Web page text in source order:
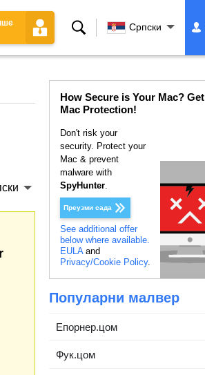
Претрага Српски
How Secure is Your Mac? Get
Mac Protection!
Don't risk your
security. Protect your
Mac & prevent
malware with
SpyHunter.
Преузми сада
See additional offer
below where available.
EULAand
Privacy/Cookie Policy.
Популарни малвер
Епорнер.цом
Фук.цом